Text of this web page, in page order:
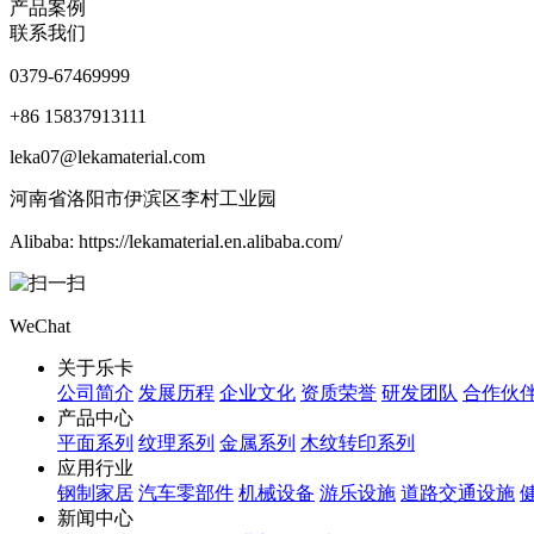
产品案例
联系我们
0379-67469999
+86 15837913111
leka07@lekamaterial.com
河南省洛阳市伊滨区李村工业园
Alibaba: https://lekamaterial.en.alibaba.com/
WeChat
关于乐卡
公司简介 发展历程 企业文化 资质荣誉 研发团队 合作伙
产品中心
平面系列 纹理系列 金属系列 木纹转印系列
应用行业
钢制家居 汽车零部件 机械设备 游乐设施 道路交通设施
新闻中心